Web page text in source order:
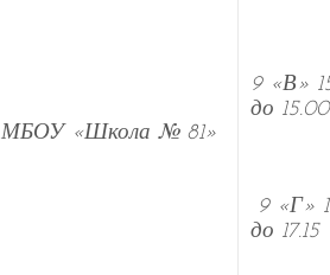
МБОУ «Школа № 81»
9 «В»
до 15.00
9 «Г»
до 17.15